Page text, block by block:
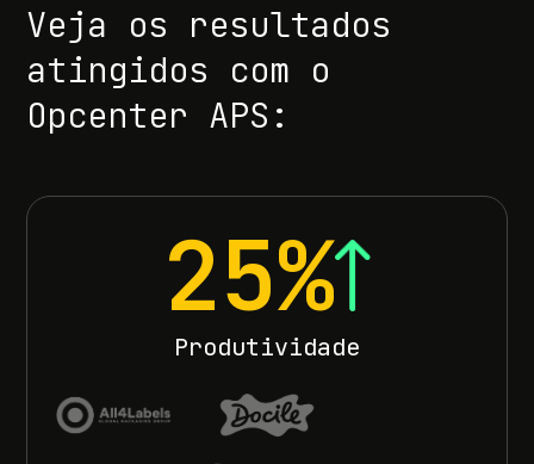
Veja os resultados
atingidos com o
Opcenter APS:
25%
Produtividade